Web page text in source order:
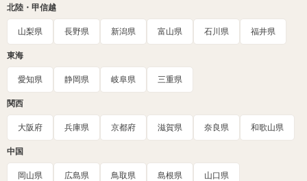
北陸・甲信越
山梨県 長野県 新潟県 富山県 石川県 福井県
東海
愛知県 静岡県 岐阜県 三重県
関西
大阪府 兵庫県 京都府 滋賀県 奈良県 和歌山県
中国
岡山県 広島県 鳥取県 島根県 山口県